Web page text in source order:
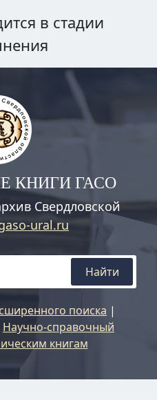
в стадии
КНИГИ ГАСО
Свердловской
ural.ru
Найти
поиска |
Научно-справочный
книгам